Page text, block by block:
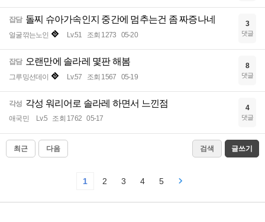
잡담 돌찌 슈아가속인지 중간에 멈추는건 좀 짜증나네
얼굴깎는노인 Lv.51 조회 1273 05-20
3
댓글
잡담 오랜만에 솔라레 몇판 해봄
그루밍선데이 Lv.57 조회 1567 05-19
8
댓글
각성 각성 워리어로 솔라레 하면서 느낀점
애국민 Lv.5 조회 1762 05-17
4
댓글
최근 다음 검색 글쓰기
1 2 3 4 5